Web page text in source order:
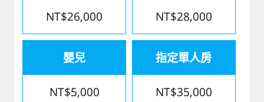
NT$26,000 NT$28,000
嬰兒
NT$5,000
指定單人房
NT$35,000